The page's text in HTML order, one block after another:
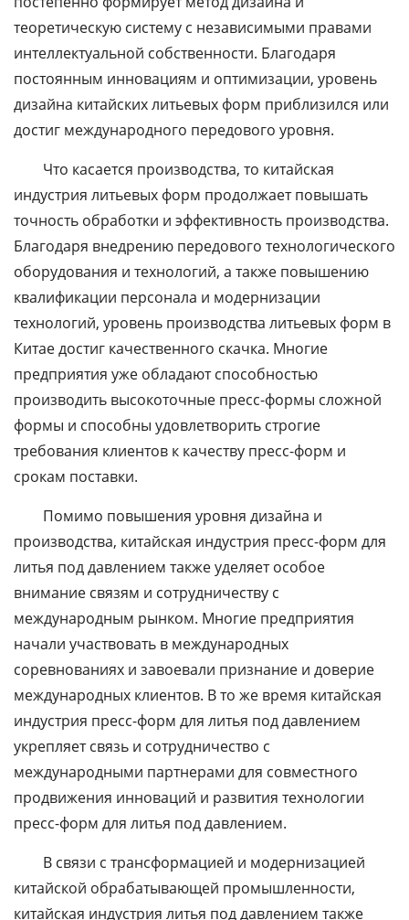
теоретическую систему с независимыми правами
интеллектуальной собственности. Благодаря
постоянным инновациям и оптимизации, уровень
дизайна китайских литьевых форм приблизился или
достиг международного передового уровня.
Что касается производства, то китайская
индустрия литьевых форм продолжает повышать
точность обработки и эффективность производства.
Благодаря внедрению передового технологического
оборудования и технологий, а также повышению
квалификации персонала и модернизации
технологий, уровень производства литьевых форм в
Китае достиг качественного скачка. Многие
предприятия уже обладают способностью
производить высокоточные пресс-формы сложной
формы и способны удовлетворить строгие
требования клиентов к качеству пресс-форм и
срокам поставки.
Помимо повышения уровня дизайна и
производства, китайская индустрия пресс-форм для
литья под давлением также уделяет особое
внимание связям и сотрудничеству с
международным рынком. Многие предприятия
начали участвовать в международных
соревнованиях и завоевали признание и доверие
международных клиентов. В то же время китайская
индустрия пресс-форм для литья под давлением
укрепляет связь и сотрудничество с
международными партнерами для совместного
продвижения инноваций и развития технологии
пресс-форм для литья под давлением.
В связи с трансформацией и модернизацией
китайской обрабатывающей промышленности,
китайская индустрия литья под давлением также